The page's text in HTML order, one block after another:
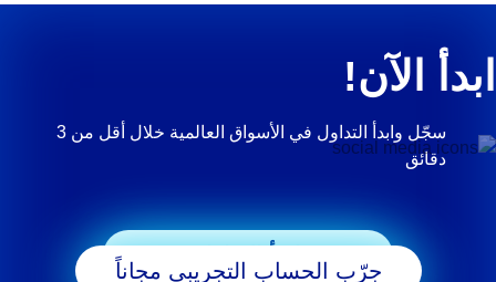
ابدأ الآن!
سجّل وابدأ التداول في الأسواق العالمية خلال أقل من 3
دقائق
ابدأ التداول
جرّب الحساب التجريبي مجاناً